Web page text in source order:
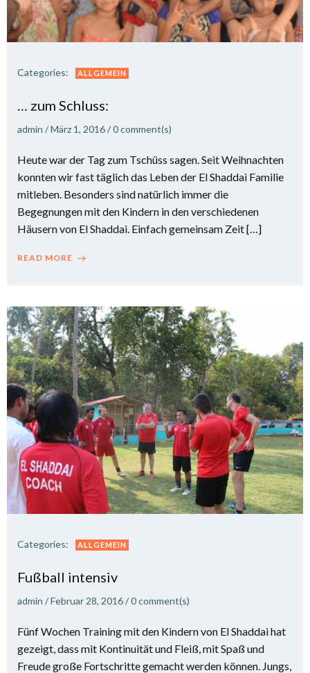
Categories: ALLGEMEIN
… zum Schluss:
admin /März 1, 2016/0comment(s)
Heute war der Tag zum Tschüss sagen. Seit Weihnachten
konnten wir fast täglich das Leben der El Shaddai Familie
mitleben. Besonders sind natürlich immer die
Begegnungen mit den Kindern in den verschiedenen
Häusern von El Shaddai. Einfach gemeinsam Zeit […]
READ MORE
Categories: ALLGEMEIN
Fußball intensiv
admin /Februar 28, 2016/0comment(s)
Fünf Wochen Training mit den Kindern von El Shaddai hat
gezeigt, dass mit Kontinuität und Fleiß, mit Spaß und
Freude große Fortschritte gemacht werden können. Jungs,